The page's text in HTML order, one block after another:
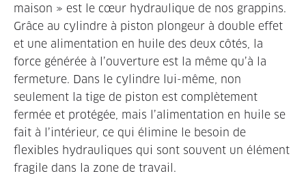
maison » est le cœur hydraulique de nos grappins.
Grâce au cylindre à piston plongeur à double effet
et une alimentation en huile des deux côtés, la
force générée à l’ouverture est la même qu’à la
fermeture. Dans le cylindre lui-même, non
seulement la tige de piston est complètement
fermée et protégée, mais l’alimentation en huile se
fait à l’intérieur, ce qui élimine le besoin de
flexibles hydrauliques qui sont souvent un élément
fragile dans la zone de travail.